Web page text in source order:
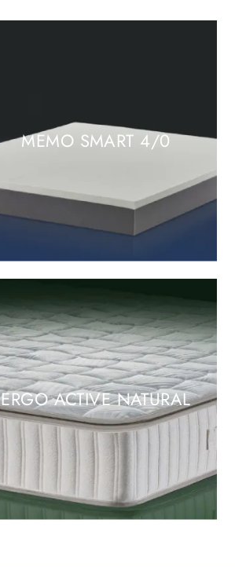
MEMO SMART 4/0
ERGO ACTIVE NATURAL